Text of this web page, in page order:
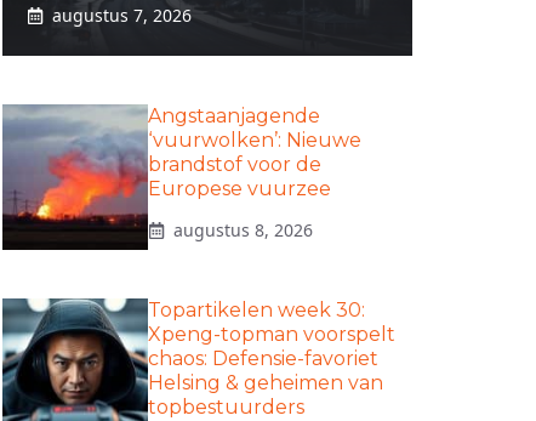
augustus 7, 2026
Angstaanjagende
‘vuurwolken’: Nieuwe
brandstof voor de
Europese vuurzee
augustus 8, 2026
Topartikelen week 30:
Xpeng-topman voorspelt
chaos: Defensie-favoriet
Helsing & geheimen van
topbestuurders